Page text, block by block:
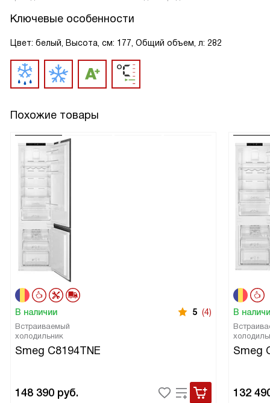
Ключевые особенности
Цвет: белый, Высота, см: 177, Общий объем, л: 282
Похожие товары
В наличии 5 (4)
Встраиваемый
холодильник
Smeg C8194TNE
148 390 руб.
В
Smeg
132